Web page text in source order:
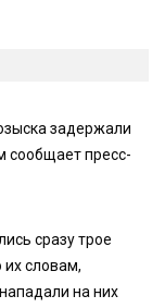
задержали
сообщает пресс-
сразу трое
их словам,
на них